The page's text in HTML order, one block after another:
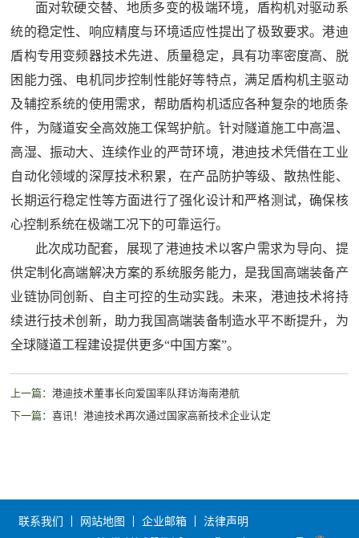
面对软硬交替、地质多变的极端环境，盾构机对驱动系
统的稳定性、响应精度与环境适应性提出了极致要求。港迪
盾构专用变频器技术先进、质量稳定，具有功率密度高、脱
困能力强、电机同步控制性能好等特点，满足盾构机主驱动
及辅控系统的使用需求，帮助盾构机适应各种复杂的地质条
件，为隧道安全高效施工保驾护航。针对隧道施工中高温、
高湿、振动大、连续作业的严苛环境，港迪技术凭借在工业
自动化领域的深厚技术积累，在产品防护等级、散热性能、
长期运行稳定性等方面进行了强化设计和严格测试，确保核
心控制系统在极端工况下的可靠运行。
此次成功配套，展现了港迪技术以客户需求为导向、提
供定制化高端解决方案的系统服务能力，是我国高端装备产
业链协同创新、自主可控的生动实践。未来，港迪技术将持
续进行技术创新，助力我国高端装备制造水平不断提升，为
全球隧道工程建设提供更多“中国方案”。
上一篇：港迪技术董事长向爱国率队拜访海南港航
下一篇：喜讯！港迪技术再次通过国家高新技术企业认定
联系我们 网站地图 企业邮箱 法律声明